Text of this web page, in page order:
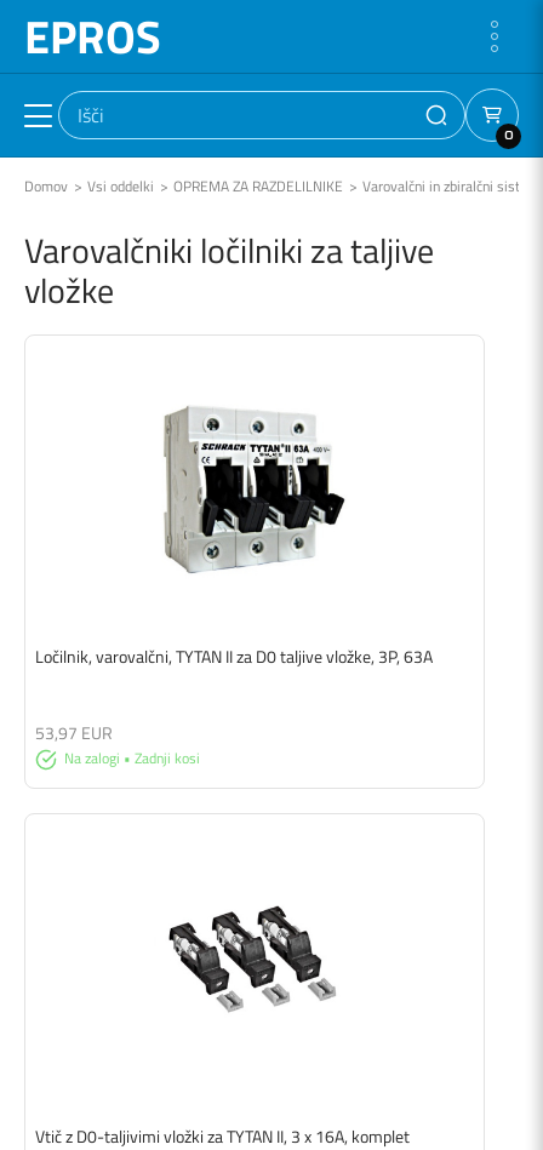
EPROS
0
Domov Vsi oddelki OPREMA ZA RAZDELILNIKE Varovalčni in zbiralčni sistemi
Varovalčniki ločilniki za taljive
vložke
Ločilnik, varovalčni, TYTAN II za D0 taljive vložke, 3P, 63A
Na zalogi • Zadnji kosi
53,97 EUR
Vtič z D0-taljivimi vložki za TYTAN II, 3 x 16A, komplet